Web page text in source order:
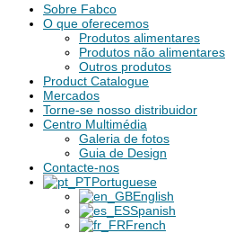
Sobre Fabco
O que oferecemos
Produtos alimentares
Produtos não alimentares
Outros produtos
Product Catalogue
Mercados
Torne-se nosso distribuidor
Centro Multimédia
Galeria de fotos
Guia de Design
Contacte-nos
Portuguese
English
Spanish
French